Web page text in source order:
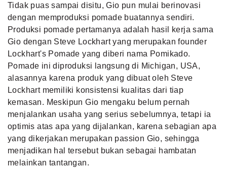
Tidak puas sampai disitu, Gio pun mulai berinovasi
dengan memproduksi pomade buatannya sendiri.
Produksi pomade pertamanya adalah hasil kerja sama
Gio dengan Steve Lockhart yang merupakan founder
Lockhart's Pomade yang diberi nama Pomikado.
Pomade ini diproduksi langsung di Michigan, USA,
alasannya karena produk yang dibuat oleh Steve
Lockhart memiliki konsistensi kualitas dari tiap
kemasan. Meskipun Gio mengaku belum pernah
menjalankan usaha yang serius sebelumnya, tetapi ia
optimis atas apa yang dijalankan, karena sebagian apa
yang dikerjakan merupakan passion Gio, sehingga
menjadikan hal tersebut bukan sebagai hambatan
melainkan tantangan.